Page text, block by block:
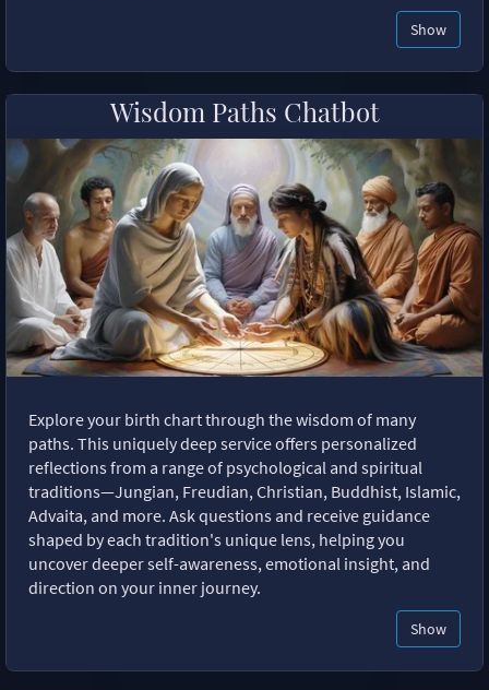
Show
Wisdom Paths Chatbot
Explore your birth chart through the wisdom of many
paths. This uniquely deep service offers personalized
reflections from a range of psychological and spiritual
traditions—Jungian, Freudian, Christian, Buddhist, Islamic,
Advaita, and more. Ask questions and receive guidance
shaped by each tradition's unique lens, helping you
uncover deeper self-awareness, emotional insight, and
direction on your inner journey.
Show